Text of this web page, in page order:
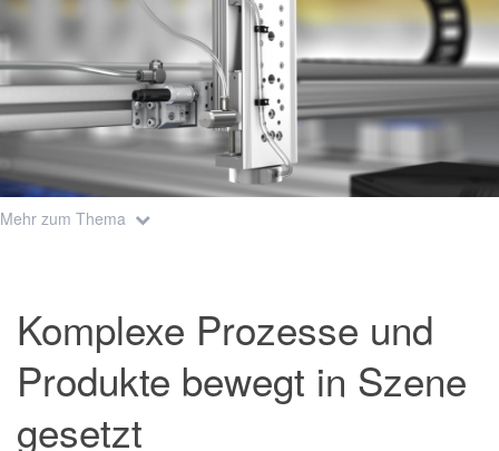
Mehr zum Thema
Komplexe Prozesse und
Produkte bewegt in Szene
gesetzt